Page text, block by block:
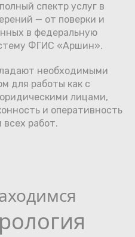
спектр услуг в
— от поверки и
в федеральную
ФГИС «Аршин».
необходимыми
для работы как с
лицами,
и оперативность
работ.